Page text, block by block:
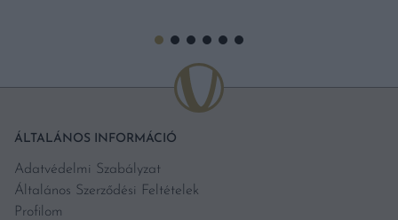
ÁLTALÁNOS INFORMÁCIÓ
Adatvédelmi Szabályzat
Általános Szerződési Feltételek
Profilom